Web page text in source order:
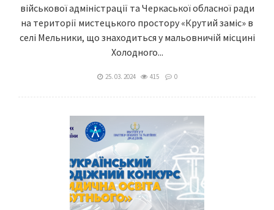
військової адміністрації та Черкаської обласної ради
на території мистецького простору «Крутий заміс» в
селі Мельники, що знаходиться у мальовничій місцині
Холодного...
25. 03. 2024 415 0